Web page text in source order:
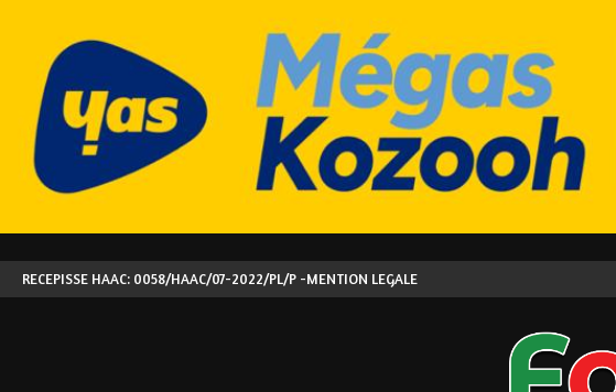
RECEPISSE HAAC: 0058/HAAC/07-2022/PL/P -MENTION LEGALE